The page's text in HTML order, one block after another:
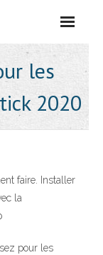
les
2020
faire. Installer
la
pour les